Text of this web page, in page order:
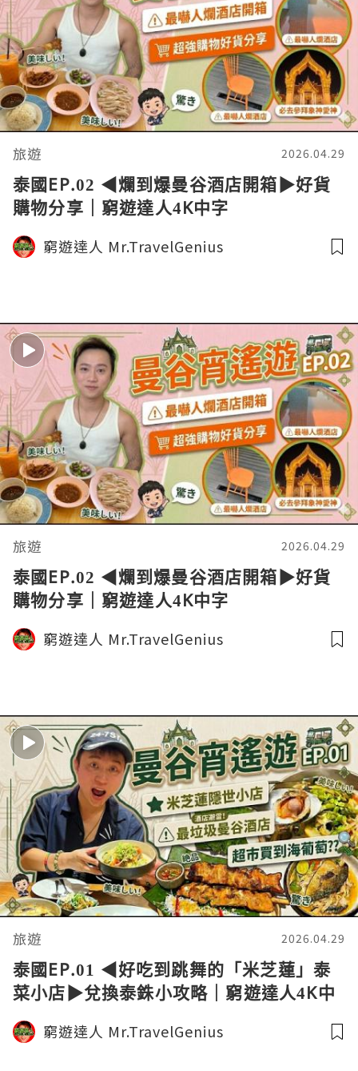
旅遊 2026.04.29
泰國EP.02 ◀︎爛到爆曼谷酒店開箱▶︎好貨
購物分享｜窮遊達人4K中字
窮遊達人 Mr.TravelGenius
旅遊 2026.04.29
泰國EP.02 ◀︎爛到爆曼谷酒店開箱▶︎好貨
購物分享｜窮遊達人4K中字
窮遊達人 Mr.TravelGenius
旅遊 2026.04.29
泰國EP.01 ◀︎好吃到跳舞的「米芝蓮」泰
菜小店▶︎兌換泰銖小攻略｜窮遊達人4K中
字
窮遊達人 Mr.TravelGenius